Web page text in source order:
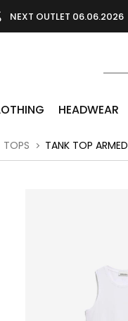
NEXT OUTLET 06.06.2026
HEADWEAR
TOPS TANK TOP